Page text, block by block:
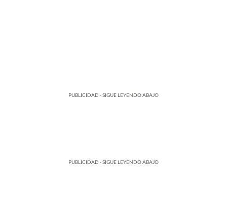
PUBLICIDAD - SIGUE LEYENDO ABAJO
PUBLICIDAD - SIGUE LEYENDO ABAJO